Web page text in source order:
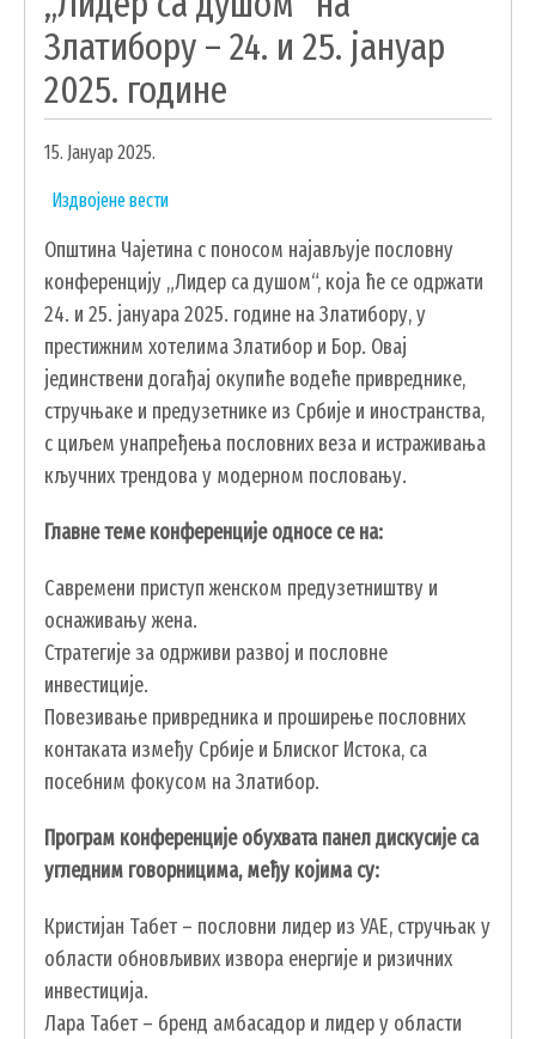
УДРУЖЕЊА И НВО
ЛОКАЛНА САМОУПРАВА
СКУПШТИНА
ОПШТИНСКО ВЕЋЕ
ОПШТИНСКА УПРАВА
ОПШТИНСКО ПРАВОБРАНИЛАШТВО
МЕСНЕ ЗАЈЕДНИЦЕ
ЈАВНА ПРЕДУЗЕЋА
КОМУНАЛНА МИЛИЦИЈА ОПШТИНЕ
ЧАЈЕТИНА
ИНТЕРНА РЕВИЗИЈА
ПОРТАЛ Е-УПРАВА
ВОДИЧ КРОЗ ЛОКАЛНУ УПРАВУ
ПИСАРНИЦА
ВИРТУЕЛНИ МАТИЧАР
КОНКУРСИ, ПОЗИВИ, ОБАВЕШТЕЊА
Златибору – 24. и 25. јануар
2025. године
15. Јануар 2025.
Издвојене вести
Општина Чајетина с поносом најављује пословну
конференцију „Лидер са душом“, која ће се одржати
24. и 25. јануара 2025. године на Златибору, у
престижним хотелима Златибор и Бор. Овај
јединствени догађај окупиће водеће привреднике,
стручњаке и предузетнике из Србије и иностранства,
с циљем унапређења пословних веза и истраживања
кључних трендова у модерном пословању.
Главне теме конференције односе се на:
Савремени приступ женском предузетништву и
оснаживању жена.
Стратегије за одрживи развој и пословне
инвестиције.
Повезивање привредника и проширење пословних
контаката између Србије и Блиског Истока, са
посебним фокусом на Златибор.
Програм конференције обухвата панел дискусије са
угледним говорницима, међу којима су:
Кристијан Табет – пословни лидер из УАЕ, стручњак у
области обновљивих извора енергије и ризичних
инвестиција.
Лара Табет – бренд амбасадор и лидер у области